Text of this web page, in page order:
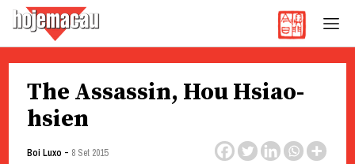
content
The Assassin, Hou Hsiao-
hsien
Boi Luxo - 8 Set 2015